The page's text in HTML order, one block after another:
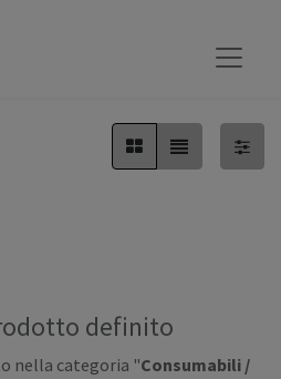
definito
nella categoria "Consumabili /